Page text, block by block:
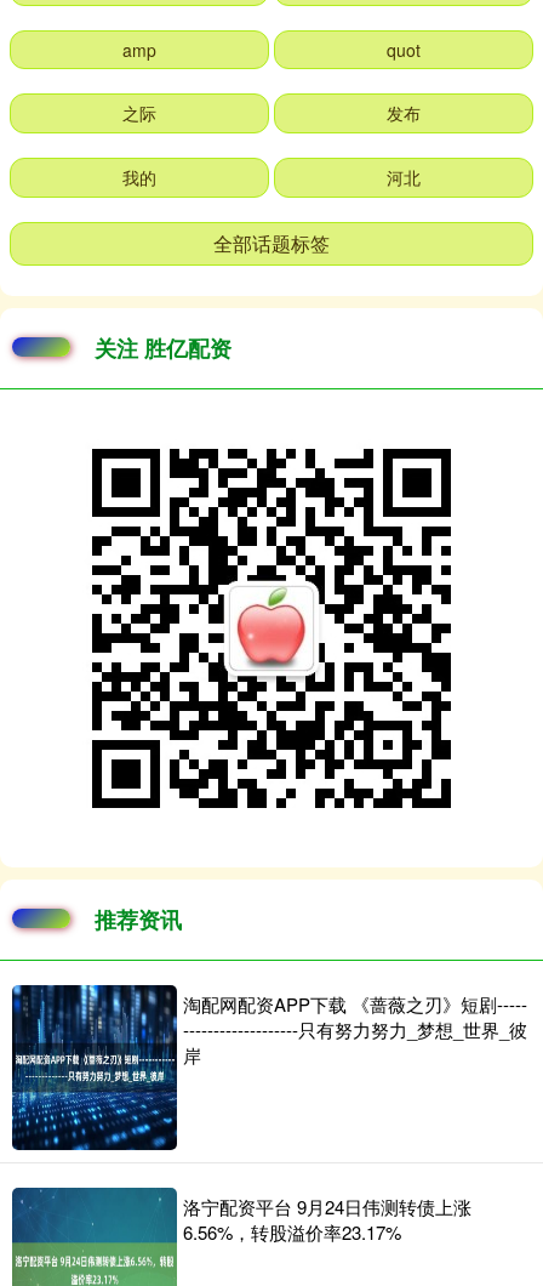
amp quot
之际 发布
我的 河北
全部话题标签
关注 胜亿配资
推荐资讯
淘配网配资APP下载 《蔷薇之刃》短剧-----
-------------------只有努力努力_梦想_世界_彼
岸
洛宁配资平台 9月24日伟测转债上涨
6.56%，转股溢价率23.17%